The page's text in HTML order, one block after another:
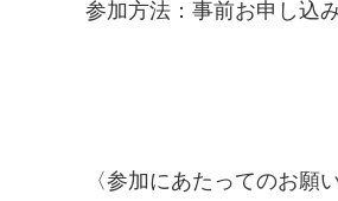
参加方法：事前お申し込
〈参加にあたってのお